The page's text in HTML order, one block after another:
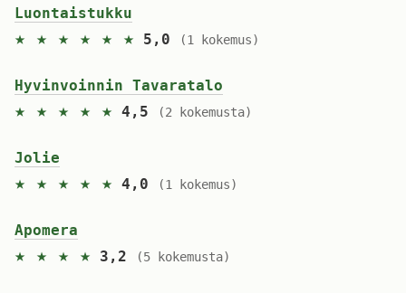
Luontaistukku
★ ★ ★ ★ ★ ★ 5,0 (1 kokemus)
Hyvinvoinnin Tavaratalo
★ ★ ★ ★ ★ 4,5 (2 kokemusta)
Jolie
★ ★ ★ ★ ★ 4,0 (1 kokemus)
Apomera
★ ★ ★ ★ 3,2 (5 kokemusta)